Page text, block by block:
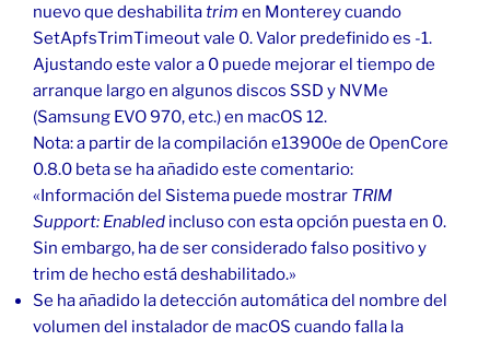
nuevo que deshabilitatrim en Monterey cuando
SetApfsTrimTimeout vale 0. Valor predefinido es -1.
Ajustando este valor a 0 puede mejorar el tiempo de
arranque largo en algunos discos SSD y NVMe
(Samsung EVO 970, etc.) en macOS 12.
Nota: a partir de la compilación e13900e de OpenCore
0.8.0 beta se ha añadido este comentario:
«Información del Sistema puede mostrar TRIM
Support: Enabled incluso con esta opción puesta en 0.
Sin embargo, ha de ser considerado falso positivo y
trim de hecho está deshabilitado.»
Se ha añadido la detección automática del nombre del
volumen del instalador de macOS cuando falla la